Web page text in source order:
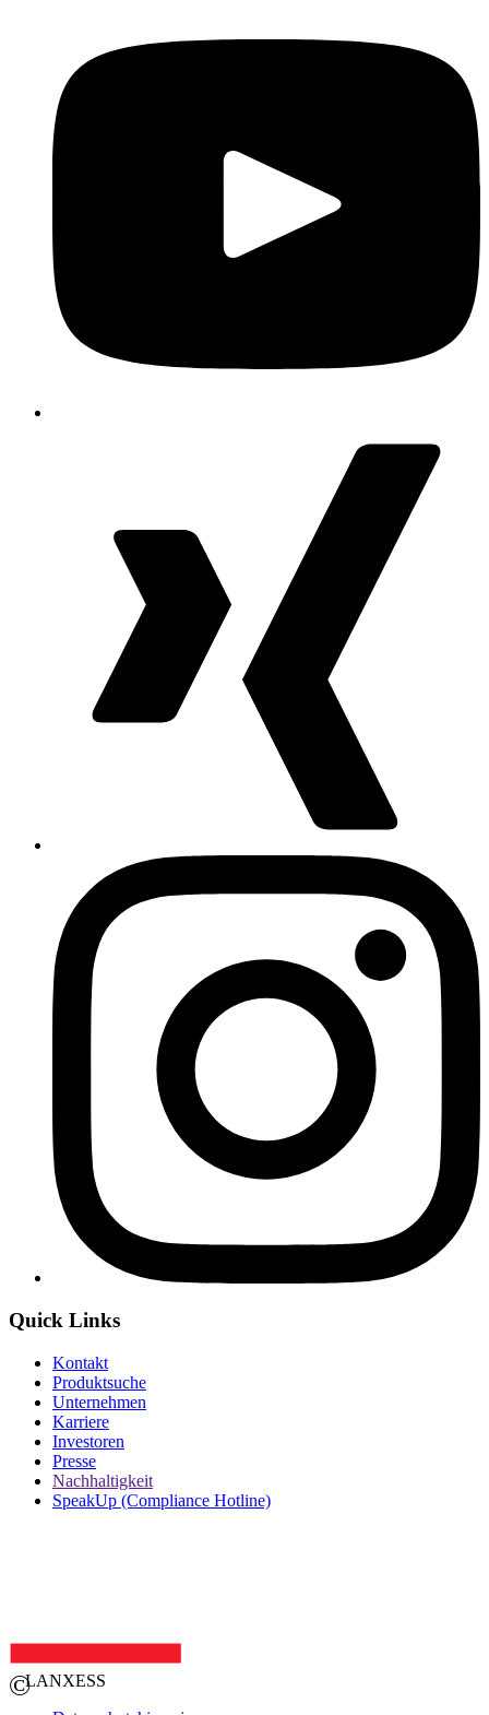
Quick Links
Kontakt
Produktsuche
Unternehmen
Karriere
Investoren
Presse
Nachhaltigkeit
SpeakUp (Compliance Hotline)
©LANXESS